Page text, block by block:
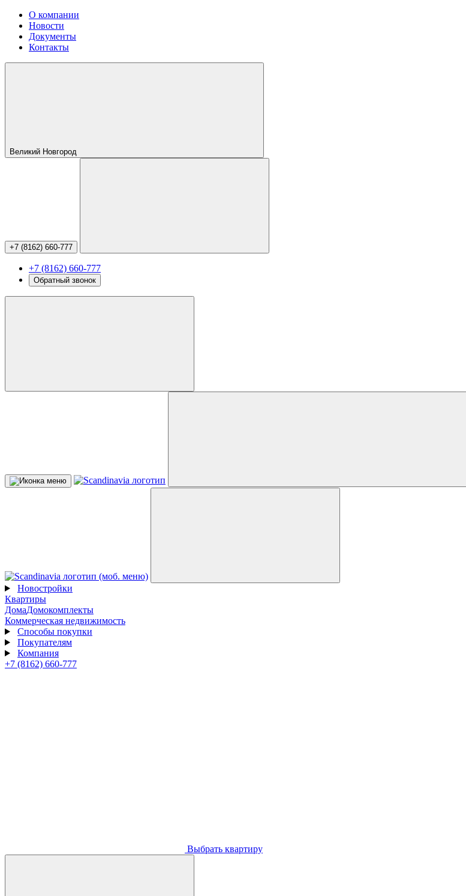
О компании
Новости
Документы
Контакты
Великий Новгород
+7 (8162) 660-777
+7 (8162) 660-777
Обратный звонок
Новостройки
Квартиры
ДомаДомокомплекты
Коммерческая недвижимость
Способы покупки
Покупателям
Компания
+7 (8162) 660-777
Выбрать квартиру